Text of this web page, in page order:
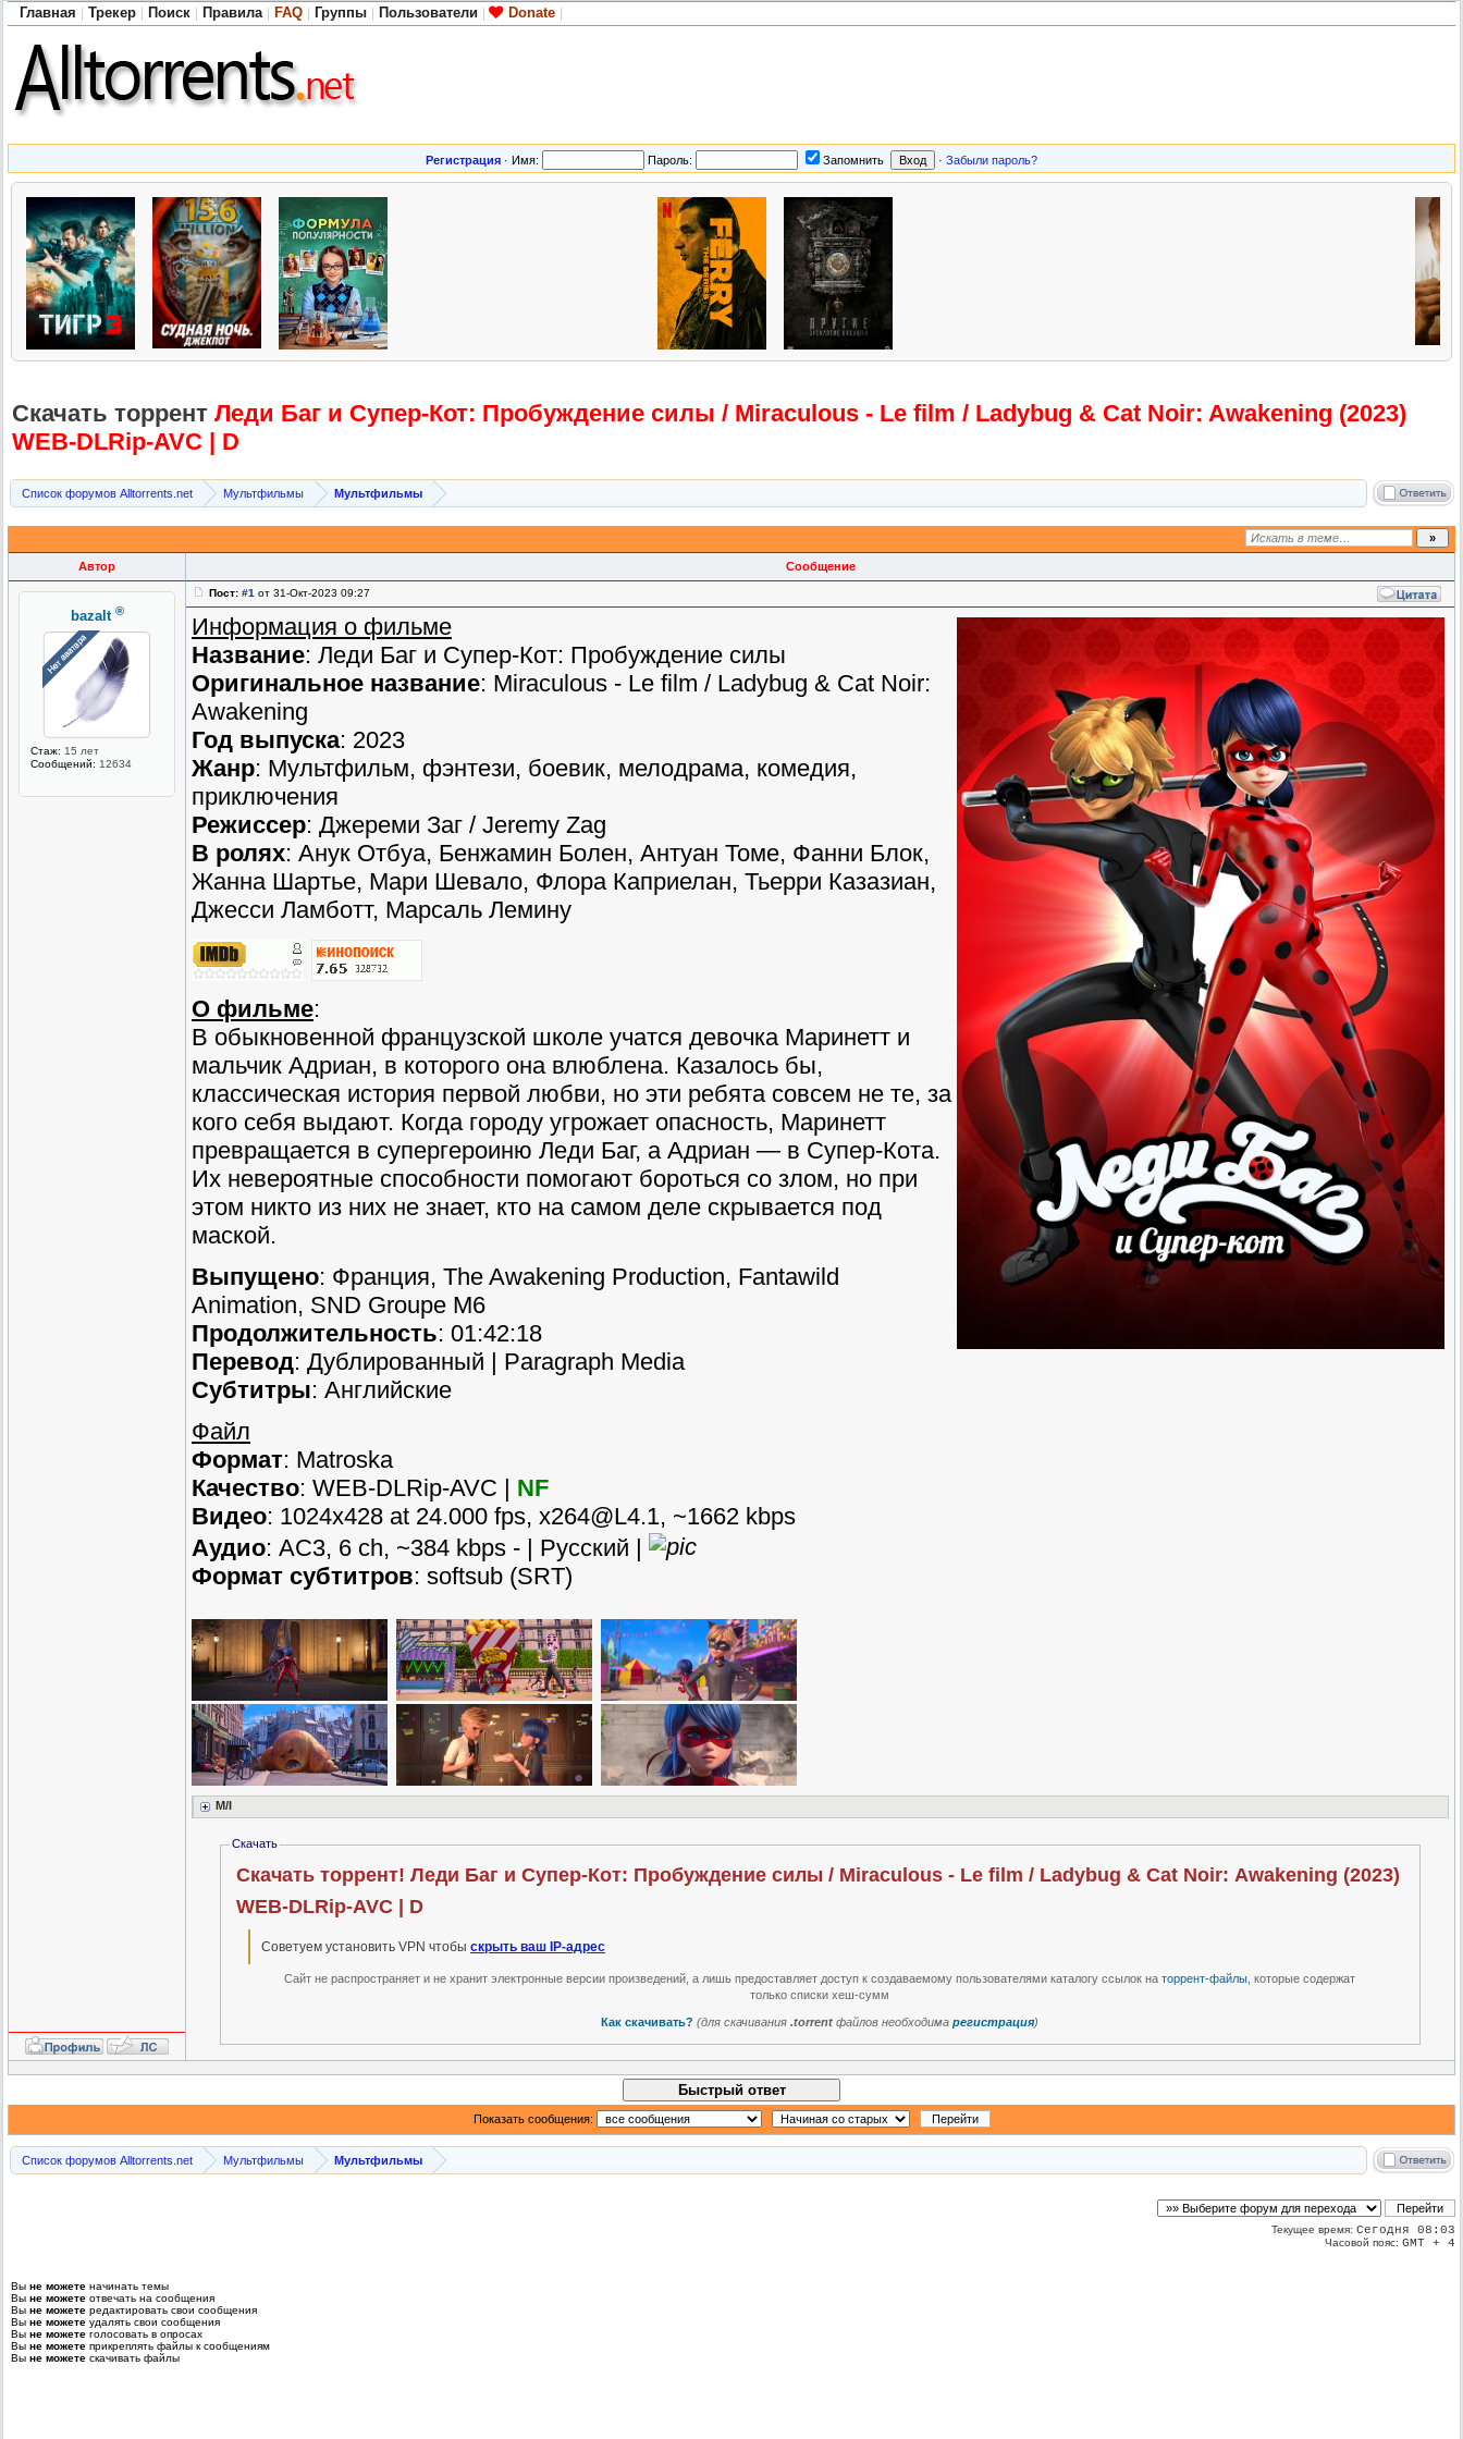
Главная Трекер Поиск Правила FAQ Группы Пользователи Donate
Регистрация · Имя: Пароль: Запомнить · Забыли пароль?
Скачать торрент Леди Баг и Супер-Кот: Пробуждение силы / Miraculous - Le film / Ladybug & Cat Noir: Awakening (2023)
WEB-DLRip-AVC | D
Список форумов Alltorrents.net Мультфильмы Мультфильмы
Автор Сообщение
bazalt ®
Стаж: 15 лет
Сообщений: 12634
Пост: #1 от 31-Окт-2023 09:27
Информация о фильме
Название: Леди Баг и Супер-Кот: Пробуждение силы
Оригинальное название: Miraculous - Le film / Ladybug & Cat Noir:
Awakening
Год выпуска: 2023
Жанр: Мультфильм, фэнтези, боевик, мелодрама, комедия,
приключения
Режиссер: Джереми Заг / Jeremy Zag
В ролях: Анук Отбуа, Бенжамин Болен, Антуан Томе, Фанни Блок,
Жанна Шартье, Мари Шевало, Флора Каприелан, Тьерри Казазиан,
Джесси Ламботт, Марсаль Лемину
О фильме:
В обыкновенной французской школе учатся девочка Маринетт и
мальчик Адриан, в которого она влюблена. Казалось бы,
классическая история первой любви, но эти ребята совсем не те, за
кого себя выдают. Когда городу угрожает опасность, Маринетт
превращается в супергероиню Леди Баг, а Адриан — в Супер-Кота.
Их невероятные способности помогают бороться со злом, но при
этом никто из них не знает, кто на самом деле скрывается под
маской.
Выпущено: Франция, The Awakening Production, Fantawild
Animation, SND Groupe M6
Продолжительность: 01:42:18
Перевод: Дублированный | Paragraph Media
Субтитры: Английские
Файл
Формат: Matroska
Качество: WEB-DLRip-AVC | NF
Видео: 1024x428 at 24.000 fps, x264@L4.1, ~1662 kbps
Аудио: AC3, 6 ch, ~384 kbps - | Русский |
Формат субтитров: softsub (SRT)
M/I
Скачать
Скачать торрент! Леди Баг и Супер-Кот: Пробуждение силы / Miraculous - Le film / Ladybug & Cat Noir: Awakening (2023)
WEB-DLRip-AVC | D
Советуем установить VPN чтобы скрыть ваш IP-адрес
Сайт не распространяет и не хранит электронные версии произведений, а лишь предоставляет доступ к создаваемому пользователями каталогу ссылок наторрент-файлы , которые содержат
только списки хеш-сумм
Как скачивать? (для скачивания.torrent файлов необходимарегистрация)
Быстрый ответ
Показать сообщения:
Список форумов Alltorrents.net Мультфильмы Мультфильмы
Текущее время: Сегодня 08:03
Часовой пояс: GMT + 4
Вы не можете начинать темы
Вы не можете отвечать на сообщения
Вы не можете редактировать свои сообщения
Вы не можете удалять свои сообщения
Вы не можете голосовать в опросах
Вы не можете прикреплять файлы к сообщениям
Вы не можете скачивать файлы